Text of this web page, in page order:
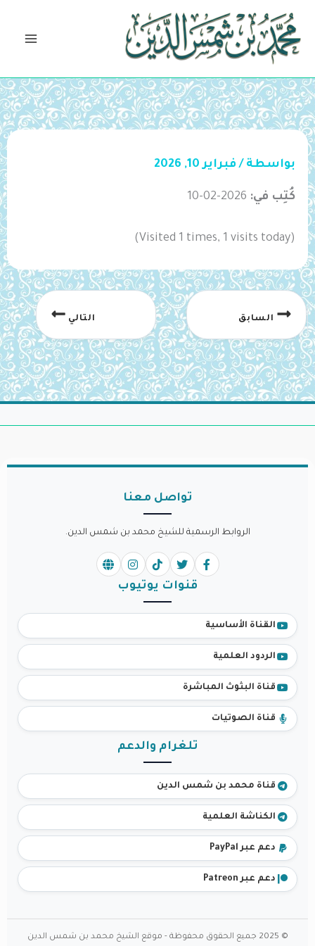
تخطي
المحتوى
بواسطة / فبراير 10, 2026
كُتِب في: 2026-02-10
(Visited 1 times, 1 visits today)
السابق التالي
تواصل معنا
الروابط الرسمية للشيخ محمد بن شمس الدين.
قنوات يوتيوب
القناة الأساسية
الردود العلمية
قناة البثوث المباشرة
قناة الصوتيات
تلغرام والدعم
قناة محمد بن شمس الدين
الكناشة العلمية
دعم عبر PayPal
دعم عبر Patreon
© 2025 جميع الحقوق محفوظة - موقع الشيخ محمد بن شمس الدين